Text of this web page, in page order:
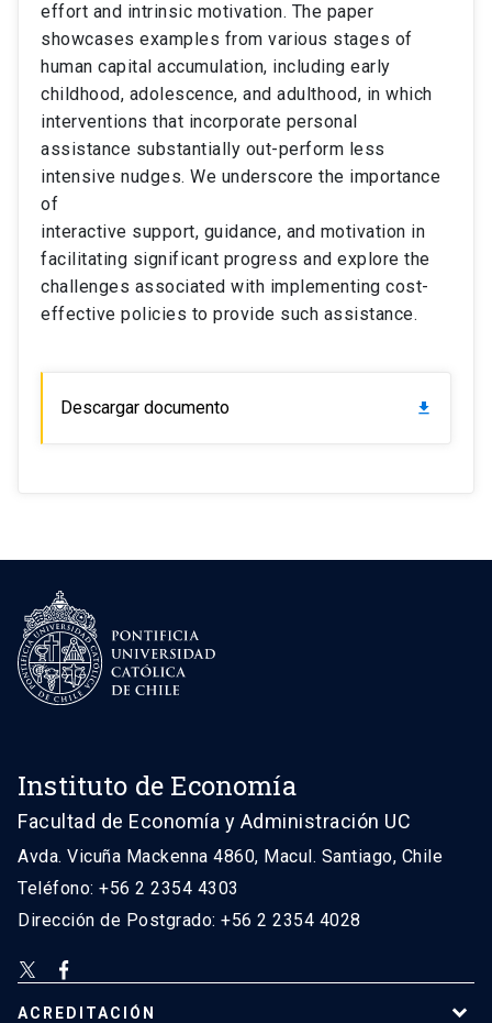
effort and intrinsic motivation. The paper
showcases examples from various stages of
human capital accumulation, including early
childhood, adolescence, and adulthood, in which
interventions that incorporate personal
assistance substantially out-perform less
intensive nudges. We underscore the importance
of
interactive support, guidance, and motivation in
facilitating significant progress and explore the
challenges associated with implementing cost-
effective policies to provide such assistance.
Descargar documento download
Instituto de Economía
Facultad de Economía y Administración UC
Avda. Vicuña Mackenna 4860, Macul. Santiago, Chile
Teléfono: +56 2 2354 4303
Dirección de Postgrado: +56 2 2354 4028
ACREDITACIÓN